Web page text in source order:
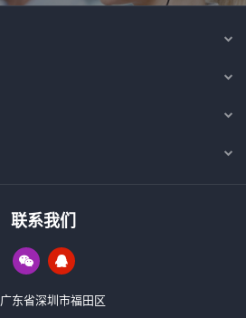
联系我们
广东省深圳市福田区